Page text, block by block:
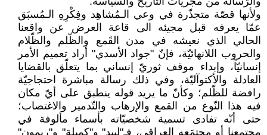
ولأنها قصّة متجذّرة في وعي الـمُشاهِد وفِكْرِهِ الـمُسبَق
عمّا يعرفه قبل مجيئه الى قاعة العرض عن واقعنا
الحالي الذي نعيشه في مدن القَمع والظّلم والظّلام
والحروب اللانهائيّة، فإنّ "جواد الأسدي" أراد تعميم الأمر
إنسانيّاً، وإبداء موقف ثوريّ إنساني بما يتعلّق بالقضايا
العادلة والأكتوآليّة، وفي ذلك رسالة مباشرة احتجاجيّة
رافضة للظّلم؛ وكأنّ ما يريد قوله ينطبق على أيّ مكان
فيه هذا النّوع من القمع والإرهاب والتّدمير والاغتصاب؛
حتى أنّه تفادى تسمية شخصيّاته بأسماء مألوفة في
مجتمعنا أو مجتمَعِه العراقي، فـ"لبيد" و"كميلة" و"ريمون"